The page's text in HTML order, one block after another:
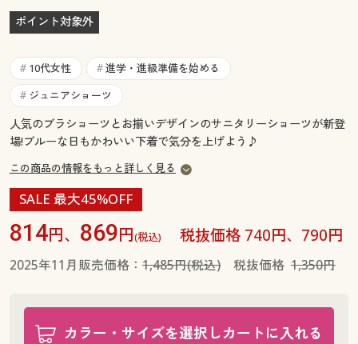
お気に入り
サポート
ご利用ガイド
よくある質問とお問い合わせ
サポート
よくある質問とお問い合わせ
ポイント対象外
# 10代女性 # 進学・進級準備を始める
# ジュニアショーツ
人気のブラショーツとお揃いデザインのサニタリーショーツが新登
場!ブルーな日もかわいい下着で気分を上げよう♪
この商品の情報をもっと詳しく見る
SALE 最大45%OFF
814円、 869円(税込) 税抜価格 740円、790円
2025年11月販売価格： 1,485円(税込)税抜価格 1,350円
カラー・サイズを選択しカートに入れる